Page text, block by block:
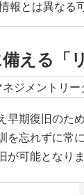
報とは異なる
える「
ジメントリ
早期復旧のた
を忘れずに常
が可能となり